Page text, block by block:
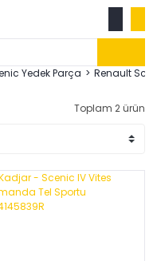
Yedek Parça Renault
Toplam 2 ürün